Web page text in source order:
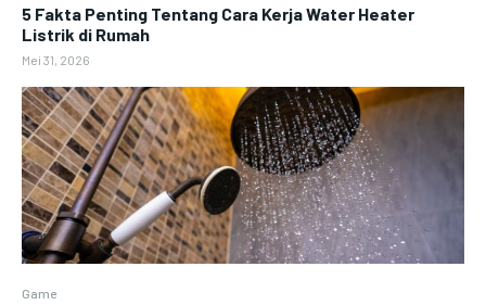
5 Fakta Penting Tentang Cara Kerja Water Heater
Listrik di Rumah
Mei 31, 2026
Game